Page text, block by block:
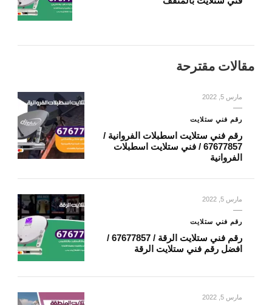
مقالات مقترحة
مارس 5, 2022
رقم فني ستلايت
رقم فني ستلايت اسطبلات الفروانية /
67677857 / فني ستلايت اسطبلات
الفروانية
مارس 5, 2022
رقم فني ستلايت
رقم فني ستلايت الرقة / 67677857 /
افضل رقم فني ستلايت الرقة
مارس 5, 2022